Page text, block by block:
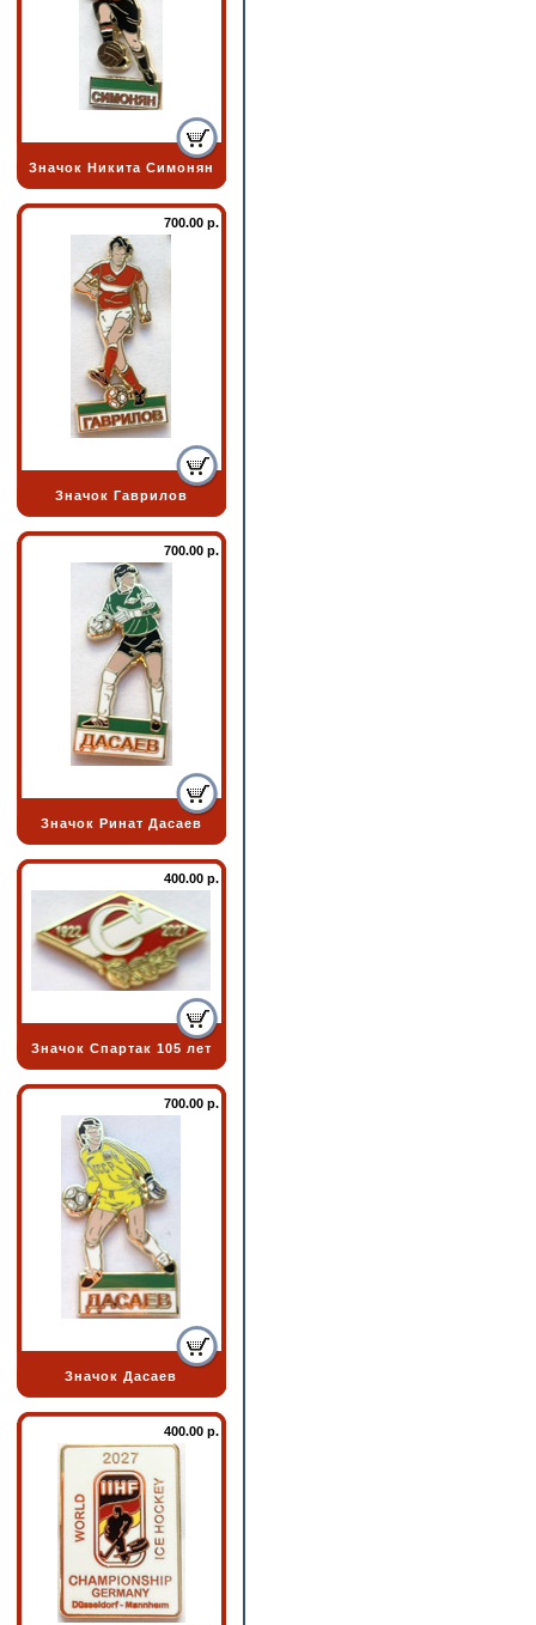
Значок Никита Симонян
700.00 р.
Значок Гаврилов
700.00 р.
Значок Ринат Дасаев
400.00 р.
Значок Спартак 105 лет
700.00 р.
Значок Дасаев
400.00 р.